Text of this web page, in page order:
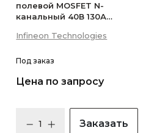
полевой MOSFET N-
канальный 40В 130А
Infineon Technologies
Под заказ
Цена по запросу
Заказать